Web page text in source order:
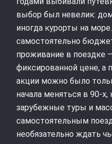
выбор был невелик:
иногда курорты на
самостоятельно
проживание в поездке
фиксированной цене, а
акции можно было
начала меняться в
зарубежные туры и
самостоятельным
необязательно ждать